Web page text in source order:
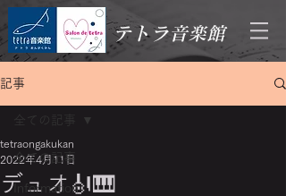
テトラ音楽館
記事
全ての記事
Information
全ての記事
デュオ🎻🎹
tetraongakukan
2022年4月11日